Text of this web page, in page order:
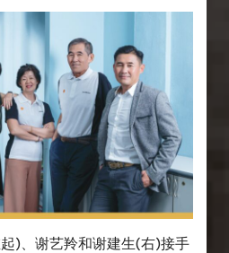
)、谢艺羚和谢建生(右)接手